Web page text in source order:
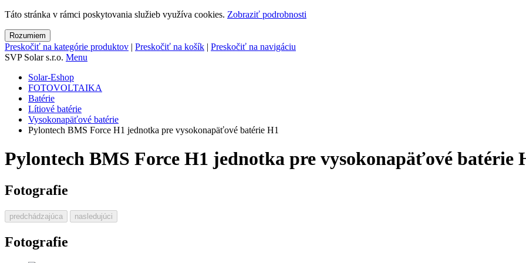
Táto stránka v rámci poskytovania služieb využíva cookies. Zobraziť podrobnosti
Rozumiem
Preskočiť na kategórie produktov | Preskočiť na košík | Preskočiť na navigáciu
SVP Solar s.r.o. Menu
Solar-Eshop
FOTOVOLTAIKA
Batérie
Lítiové batérie
Vysokonapäťové batérie
Pylontech BMS Force H1 jednotka pre vysokonapäťové batérie H1
Pylontech BMS Force H1 jednotka pre vysokonapäťové batérie
Fotografie
predchádzajúca nasledujúci
Fotografie